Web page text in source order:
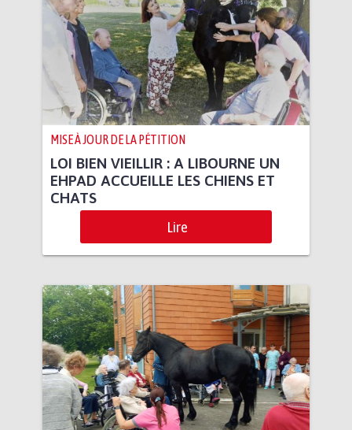
MISE À JOUR DE LA PÉTITION
LOI BIEN VIEILLIR : A LIBOURNE UN
EHPAD ACCUEILLE LES CHIENS ET
CHATS
Lire